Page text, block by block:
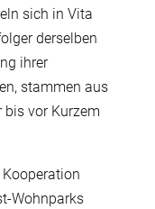
sich in Vita
derselben
ihrer
stammen aus
vor Kurzem
Wohnparks